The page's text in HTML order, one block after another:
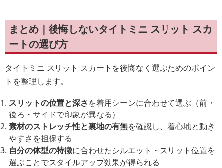
まとめ｜後悔しないタイトミニ スリット スカ
ートの選び方
タイトミニ スリット スカートを後悔なく選ぶためのポイン
トを整理します。
スリットの位置と深さを着用シーンに合わせて選ぶ（前・
後ろ・サイドで印象が異なる）
素材のストレッチ性と裏地の有無を確認し、着心地と動き
やすさを担保する
自分の体型の特徴に合わせたシルエット・スリット位置を
選ぶことでスタイルアップ効果が得られる